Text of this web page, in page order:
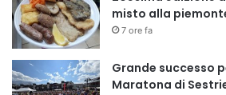
misto alla
7 ore fa
Grande successo
Maratona di